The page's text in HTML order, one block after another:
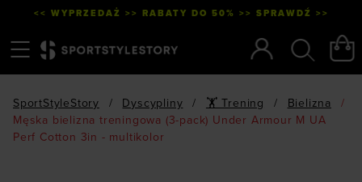
<< WYPRZEDAŻ >> RABATY DO 50% >> SPRAWDŹ >>
SportStyleStory / Dyscypliny / 🏋 Trening / Bielizna
/
Męska bielizna treningowa (3-pack) Under Armour M UA
Perf Cotton 3in - multikolor